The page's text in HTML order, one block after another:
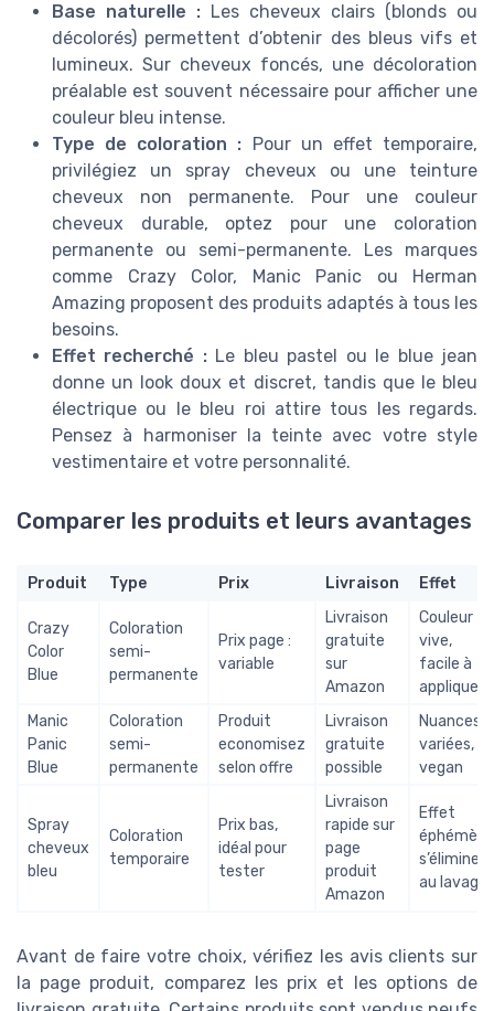
Base naturelle : Les cheveux clairs (blonds ou
décolorés) permettent d’obtenir des bleus vifs et
lumineux. Sur cheveux foncés, une décoloration
préalable est souvent nécessaire pour afficher une
couleur bleu intense.
Type de coloration : Pour un effet temporaire,
privilégiez un spray cheveux ou une teinture
cheveux non permanente. Pour une couleur
cheveux durable, optez pour une coloration
permanente ou semi-permanente. Les marques
comme Crazy Color, Manic Panic ou Herman
Amazing proposent des produits adaptés à tous les
besoins.
Effet recherché :Le bleu pastel ou le blue jean
donne un look doux et discret, tandis que le bleu
électrique ou le bleu roi attire tous les regards.
Pensez à harmoniser la teinte avec votre style
vestimentaire et votre personnalité.
Comparer les produits et leurs avantages
Produit Type Prix Livraison Effet
Crazy
Color
Blue
Coloration
semi-
permanente
Prix page :
variable
Livraison
gratuite
sur
Amazon
Couleur
vive,
facile à
appliquer
Manic
Panic
Blue
Coloration
semi-
permanente
Produit
economisez
selon offre
Livraison
gratuite
possible
Nuances
variées,
vegan
Spray
cheveux
bleu
Coloration
temporaire
Prix bas,
idéal pour
tester
Livraison
rapide sur
page
produit
Amazon
Effet
éphémère,
s’élimine
au lavage
Avant de faire votre choix, vérifiez les avis clients sur
la page produit, comparez les prix et les options de